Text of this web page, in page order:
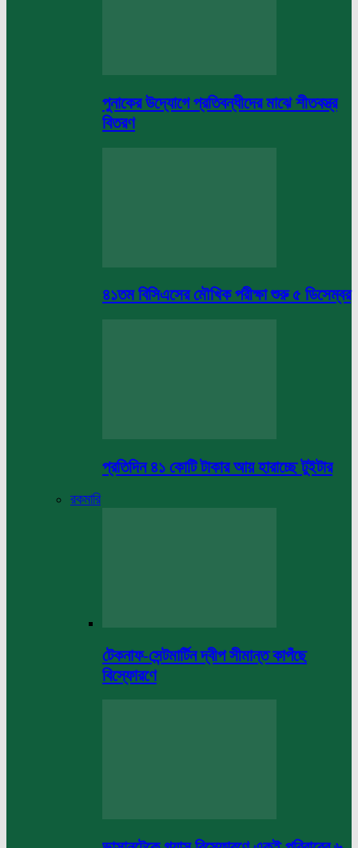
পুনাকের উদ্যোগে প্রতিবন্ধীদের মাঝে শীতবস্ত্র
বিতরণ
৪১তম বিসিএসের মৌখিক পরীক্ষা শুরু ৫ ডিসেম্বর
প্রতিদিন ৪১ কোটি টাকার আয় হারাচ্ছে টুইটার
রকমারি
টেকনাফ-সেন্টমার্টিন দ্বীপ সীমান্ত কাপঁছে
বিস্ফোরণে